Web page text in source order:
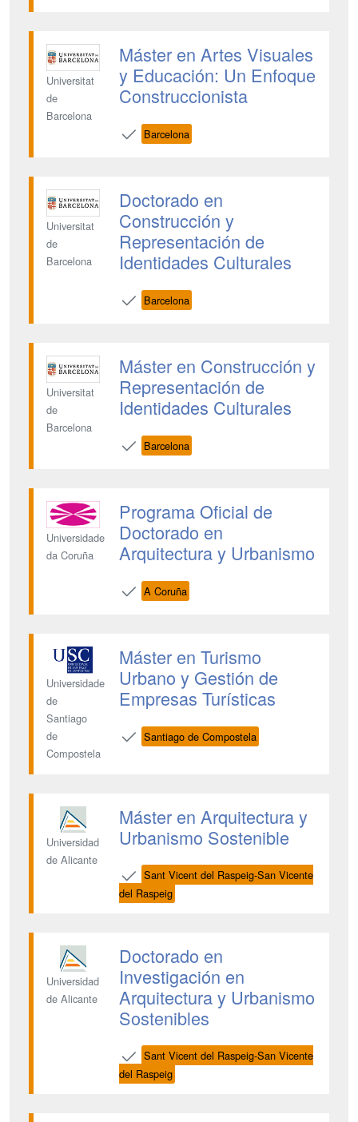
Universitat
de
Barcelona
Máster en Artes Visuales
y Educación: Un Enfoque
Construccionista
Barcelona
Universitat
de
Barcelona
Doctorado en
Construcción y
Representación de
Identidades Culturales
Barcelona
Universitat
de
Barcelona
Máster en Construcción y
Representación de
Identidades Culturales
Barcelona
Universidade
da Coruña
Programa Oficial de
Doctorado en
Arquitectura y Urbanismo
A Coruña
Universidade
de
Santiago
de
Compostela
Máster en Turismo
Urbano y Gestión de
Empresas Turísticas
Santiago de Compostela
Universidad
de Alicante
Máster en Arquitectura y
Urbanismo Sostenible
Sant Vicent del Raspeig-San Vicente
del Raspeig
Universidad
de Alicante
Doctorado en
Investigación en
Arquitectura y Urbanismo
Sostenibles
Sant Vicent del Raspeig-San Vicente
del Raspeig